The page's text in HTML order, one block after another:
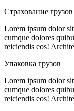
Страхование грузов
Lorem ipsum dolor
cumque dolores
reiciendis eos!
Упаковка грузов
Lorem ipsum dolor
cumque dolores
reiciendis eos!